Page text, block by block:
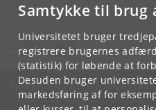
Samtykke til brug
Universitetet bruger
registrere brugernes
(statistik) for løbende at
Desuden bruger
markedsføring af for
NorS
KØBENHAVNS UNIVERSITET